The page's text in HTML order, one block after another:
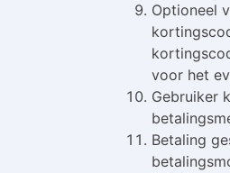
Optioneel
voor het
Gebruiker
Betaling